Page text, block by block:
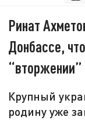
Ринат
Донбассе,
Крупный
родину уже